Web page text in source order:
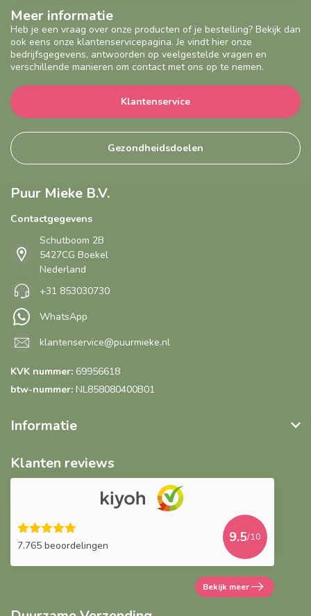
Meer informatie
Heb je een vraag over onze producten of je bestelling? Bekijk dan
ook eens onze klantenservicepagina. Je vindt hier onze
bedrijfsgegevens, antwoorden op veelgestelde vragen en
verschillende manieren om contact met ons op te nemen.
Klantenservice
Gezondheidsdoelen
Puur Mieke B.V.
Contactgegevens
Schutboom 2B
5427CG Boekel
Nederland
+31 853030730
WhatsApp
klantenservice@puurmieke.nl
KVK nummer: 69956618
btw-nummer: NL858080400B01
Informatie
Klanten reviews
7.765 beoordelingen
9.5/10
Bekijk meer